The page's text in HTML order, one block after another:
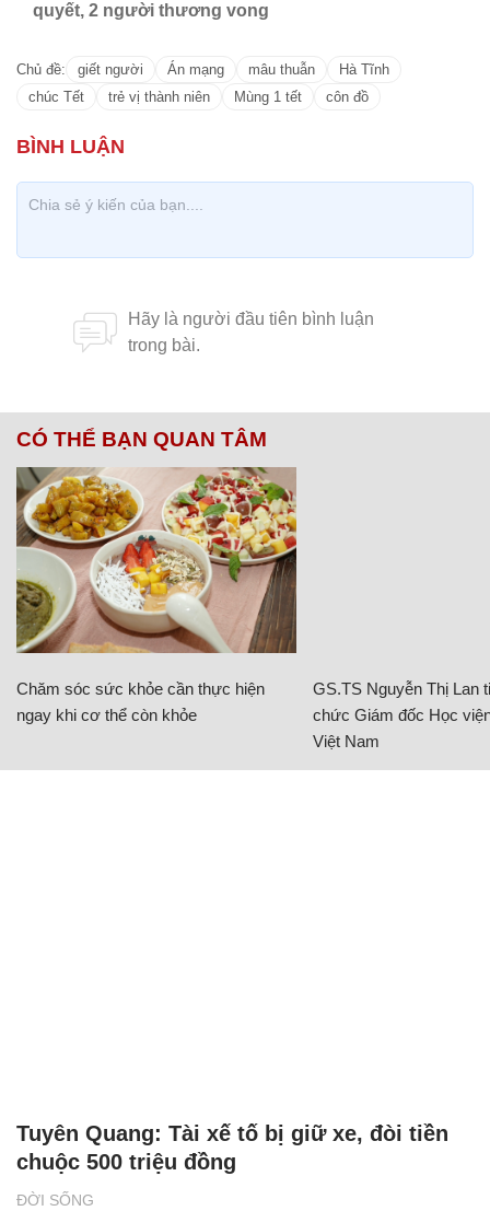
quyết, 2 người thương vong
Chủ đề: giết người Án mạng mâu thuẫn
Hà Tĩnh
chúc Tết
trẻ vị thành niên Mùng 1 tết côn đồ
CÓ THỂ BẠN QUAN TÂM
Chăm sóc sức khỏe cần thực hiện
ngay khi cơ thể còn khỏe
GS.TS Nguyễn Thị Lan
chức Giám đốc Học
Việt Nam
ĐỜI SỐNG
Tuyên Quang: Tài xế tố bị giữ xe, đòi tiền
chuộc 500 triệu đồng